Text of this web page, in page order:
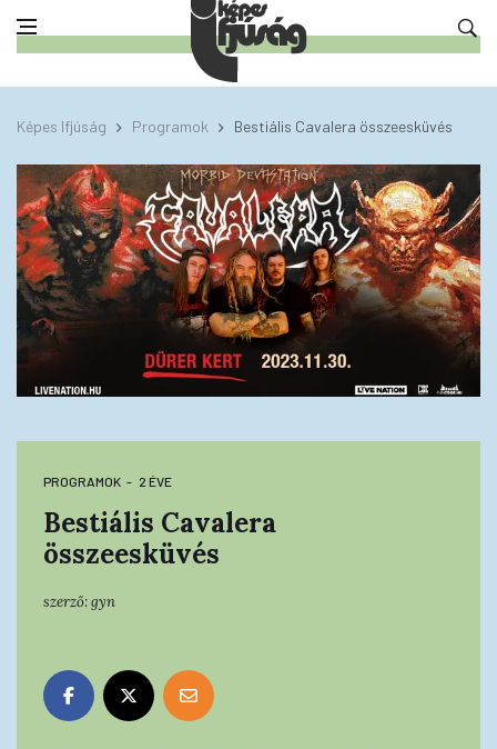
Képes Ifjúság Programok Bestiális Cavalera összeesküvés
PROGRAMOK 2 ÉVE
Bestiális Cavalera
összeesküvés
szerző:gyn